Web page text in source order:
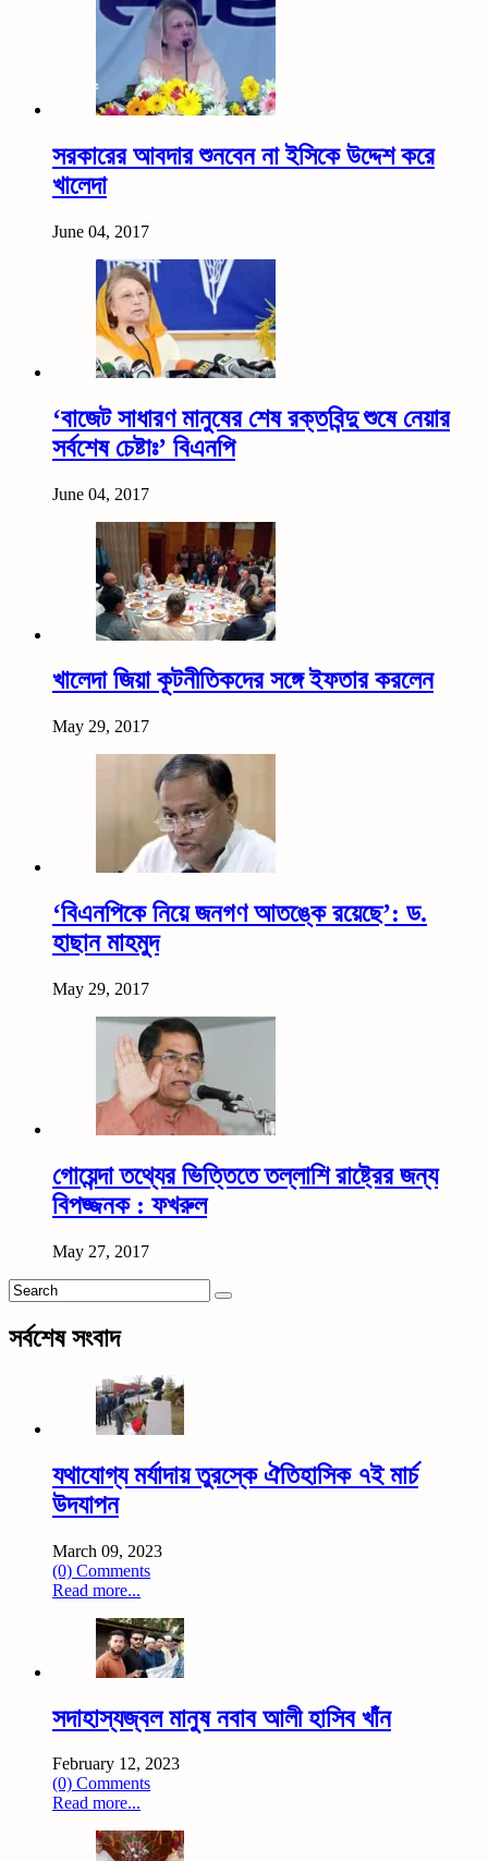
সরকারের আবদার শুনবেন না ইসিকে উদ্দেশ করে
খালেদা
June 04, 2017
‘বাজেট সাধারণ মানুষের শেষ রক্তবিন্দু শুষে নেয়ার
সর্বশেষ চেষ্টাঃ’ বিএনপি
June 04, 2017
খালেদা জিয়া কূটনীতিকদের সঙ্গে ইফতার করলেন
May 29, 2017
‘বিএনপিকে নিয়ে জনগণ আতঙ্কে রয়েছে’: ড.
হাছান মাহমুদ
May 29, 2017
গোয়েন্দা তথ্যের ভিত্তিতে তল্লাশি রাষ্ট্রের জন্য
বিপজ্জনক : ফখরুল
May 27, 2017
সর্বশেষ সংবাদ
যথাযোগ্য মর্যাদায় তুরস্কে ঐতিহাসিক ৭ই মার্চ
উদযাপন
March 09, 2023
(0) Comments
Read more...
সদাহাস্যজ্বল মানুষ নবাব আলী হাসিব খাঁন
February 12, 2023
(0) Comments
Read more...